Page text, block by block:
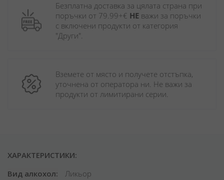
Безплатна доставка за цялата страна при
поръчки от 79.99+€ НЕ важи за поръчки
с включени продукти от категория
"Други".
Вземете от място и получете отстъпка,
уточнена от оператора ни. Не важи за
продукти от лимитирани серии.
ХАРАКТЕРИСТИКИ:
Вид алкохол
Ликьор